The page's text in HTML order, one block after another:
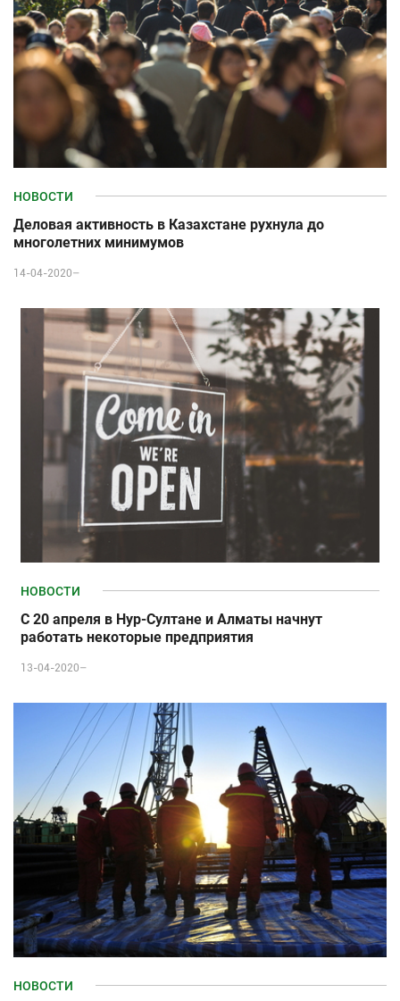
НОВОСТИ
Деловая активность в Казахстане рухнула до
многолетних минимумов
14-04-2020–
НОВОСТИ
С 20 апреля в Нур-Султане и Алматы начнут
работать некоторые предприятия
13-04-2020–
НОВОСТИ